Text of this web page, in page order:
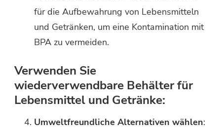
für die Aufbewahrung von Lebensmitteln
und Getränken, um eine Kontamination mit
BPA zu vermeiden.
Verwenden Sie
wiederverwendbare Behälter für
Lebensmittel und Getränke:
Umweltfreundliche Alternativen wählen: